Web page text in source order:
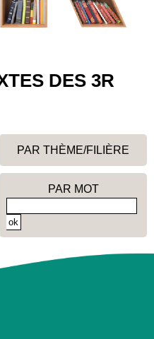
DES 3R
PAR THÈME/FILIÈRE
PAR MOT